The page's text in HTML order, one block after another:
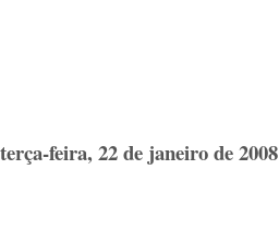
terça-feira, 22 de janeiro de 2008